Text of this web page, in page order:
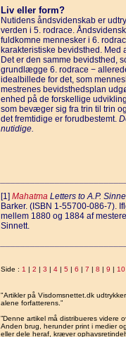
Liv eller form?
Nutidens åndsvidenskab er
verden i 5. rodrace.
fuldkomne mennesker i 6.
karakteristiske bevidsthed.
Det er den samme bevidsthed,
grundlægge 6. rodrace −
idealbillede for det, som
mestrenes bevidsthedsplan
enhed på de forskellige
som bevæger sig fra trin til trin
det fremtidige er forudbestemt.
nutidige.
[1] Mahatma Letters to A.P.
Barker. (ISBN 1-55700-086-7).
mellem 1880 og 1884 af
Sinnett.
Side : 1 | 2 | 3 | 4 | 5 | 6 | 7 | 8 | 9 | 10
"Artikler på Visdomsnettet.dk
alene forfatterens.”
”Denne artikel må distribueres videre
Anden brug, herunder print i medier
eller dele heraf, kræver